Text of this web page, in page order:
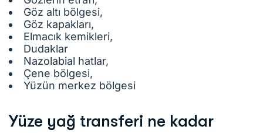
Göz altı bölgesi,
Göz kapakları,
Elmacık kemikleri,
Dudaklar
Nazolabial hatlar,
Çene bölgesi,
Yüzün merkez bölgesi
Yüze yağ transferi ne kadar